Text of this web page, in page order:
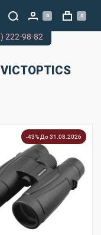
0 0
-43% До 31.08.2026
закладки
сравнение
222-98-82